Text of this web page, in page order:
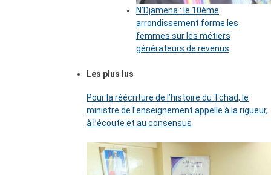
N’Djamena : le 10ème
arrondissement forme les
femmes sur les métiers
générateurs de revenus
Les plus lus
Pour la réécriture de l’histoire du Tchad, le
ministre de l’enseignement appelle à la rigueur,
à l’écoute et au consensus